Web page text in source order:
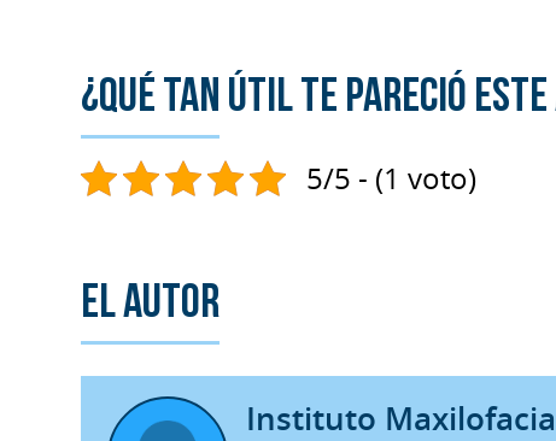
¿Qué tan útil te pareció
5/5 - (1 voto)
El autor
Instituto